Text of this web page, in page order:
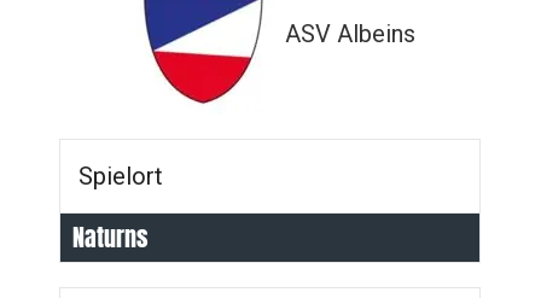
ASV Albeins
Spielort
Naturns